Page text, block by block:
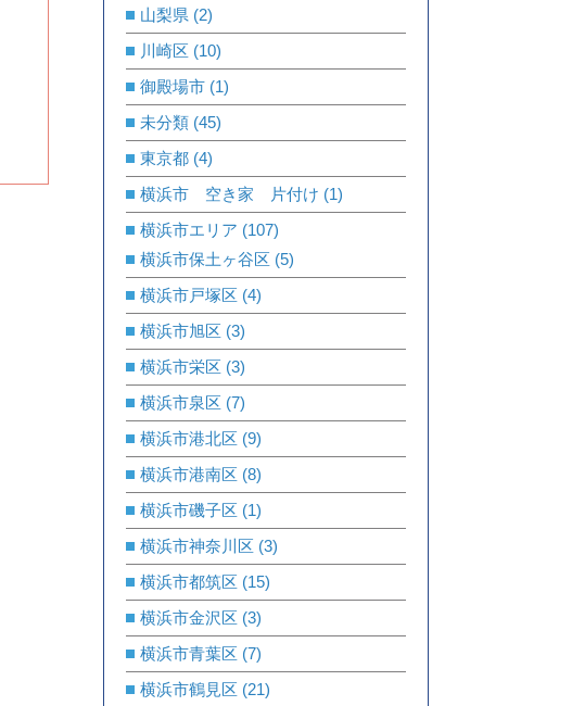
山梨県 (2)
川崎区 (10)
御殿場市 (1)
未分類 (45)
東京都 (4)
横浜市 空き家 片付け (1)
横浜市エリア (107)
横浜市保土ヶ谷区 (5)
横浜市戸塚区 (4)
横浜市旭区 (3)
横浜市栄区 (3)
横浜市泉区 (7)
横浜市港北区 (9)
横浜市港南区 (8)
横浜市磯子区 (1)
横浜市神奈川区 (3)
横浜市都筑区 (15)
横浜市金沢区 (3)
横浜市青葉区 (7)
横浜市鶴見区 (21)